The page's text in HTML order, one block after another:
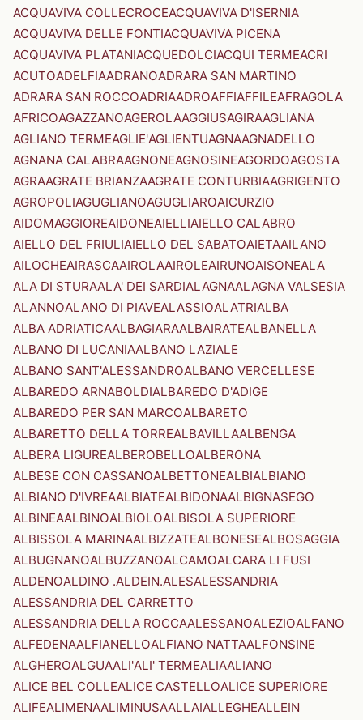
ACQUAVIVA COLLECROCEACQUAVIVA D'ISERNIA
ACQUAVIVA DELLE FONTIACQUAVIVA PICENA
ACQUAVIVA PLATANIACQUEDOLCIACQUI TERMEACRI
ACUTOADELFIAADRANOADRARA SAN MARTINO
ADRARA SAN ROCCOADRIAADROAFFIAFFILEAFRAGOLA
AFRICOAGAZZANOAGEROLAAGGIUSAGIRAAGLIANA
AGLIANO TERMEAGLIE'AGLIENTUAGNAAGNADELLO
AGNANA CALABRAAGNONEAGNOSINEAGORDOAGOSTA
AGRAAGRATE BRIANZAAGRATE CONTURBIAAGRIGENTO
AGROPOLIAGUGLIANOAGUGLIAROAICURZIO
AIDOMAGGIOREAIDONEAIELLIAIELLO CALABRO
AIELLO DEL FRIULIAIELLO DEL SABATOAIETAAILANO
AILOCHEAIRASCAAIROLAAIROLEAIRUNOAISONEALA
ALA DI STURAALA' DEI SARDIALAGNAALAGNA VALSESIA
ALANNOALANO DI PIAVEALASSIOALATRIALBA
ALBA ADRIATICAALBAGIARAALBAIRATEALBANELLA
ALBANO DI LUCANIAALBANO LAZIALE
ALBANO SANT'ALESSANDROALBANO VERCELLESE
ALBAREDO ARNABOLDIALBAREDO D'ADIGE
ALBAREDO PER SAN MARCOALBARETO
ALBARETTO DELLA TORREALBAVILLAALBENGA
ALBERA LIGUREALBEROBELLOALBERONA
ALBESE CON CASSANOALBETTONEALBIALBIANO
ALBIANO D'IVREAALBIATEALBIDONAALBIGNASEGO
ALBINEAALBINOALBIOLOALBISOLA SUPERIORE
ALBISSOLA MARINAALBIZZATEALBONESEALBOSAGGIA
ALBUGNANOALBUZZANOALCAMOALCARA LI FUSI
ALDENOALDINO .ALDEIN.ALESALESSANDRIA
ALESSANDRIA DEL CARRETTO
ALESSANDRIA DELLA ROCCAALESSANOALEZIOALFANO
ALFEDENAALFIANELLOALFIANO NATTAALFONSINE
ALGHEROALGUAALI'ALI' TERMEALIAALIANO
ALICE BEL COLLEALICE CASTELLOALICE SUPERIORE
ALIFEALIMENAALIMINUSAALLAIALLEGHEALLEIN